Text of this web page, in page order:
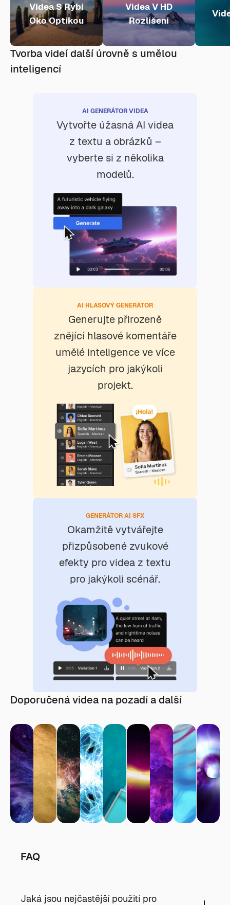
Videa S Rybí
Oko Optikou
Videa V HD
Rozlišení
Tvorba videí další úrovně s umělou
inteligencí
AI GENERÁTOR VIDEA
Vytvořte úžasná AI videa
z textu a obrázků –
vyberte si z několika
modelů.
AI HLASOVÝ GENERÁTOR
Generujte přirozeně
znějící hlasové komentáře
umělé inteligence ve více
jazycích pro jakýkoli
projekt.
GENERÁTOR AI SFX
Okamžitě vytvářejte
přizpůsobené zvukové
efekty pro videa z textu
pro jakýkoli scénář.
Doporučená videa na pozadí a další
FAQ
Jaká jsou nejčastější použití pro